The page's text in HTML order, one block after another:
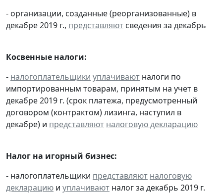
- организации, созданные (реорганизованные) в
декабре 2019 г., представляют сведения за декабрь
Косвенные налоги:
- налогоплательщики уплачивают налоги по
импортированным товарам, принятым на учет в
декабре 2019 г. (срок платежа, предусмотренный
договором (контрактом) лизинга, наступил в
декабре) и представляют налоговую декларацию
Налог на игорный бизнес:
- налогоплательщики представляют налоговую
декларацию и уплачивают налог за декабрь 2019 г.